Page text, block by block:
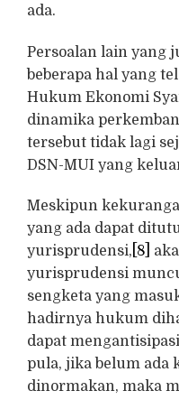
ada.
Persoalan lain yang
beberapa hal yang
Hukum Ekonomi
dinamika
tersebut tidak lagi
DSN-MUI yang
Meskipun
yang ada dapat
yurisprudensi, [8]
yurisprudensi
sengketa yang
hadirnya hukum
dapat
pula, jika belum ada
dinormakan, maka